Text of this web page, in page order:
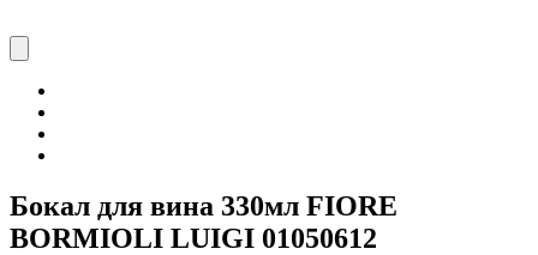
Бокал для вина 330мл FIORE
BORMIOLI LUIGI 01050612